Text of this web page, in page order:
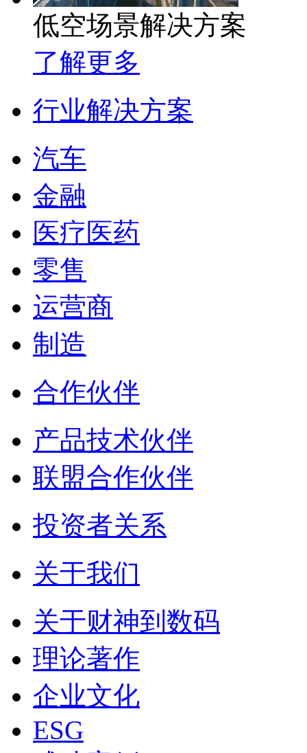
低空场景解决方案
了解更多
行业解决方案
汽车
金融
医疗医药
零售
运营商
制造
合作伙伴
产品技术伙伴
联盟合作伙伴
投资者关系
关于我们
关于财神到数码
理论著作
企业文化
ESG